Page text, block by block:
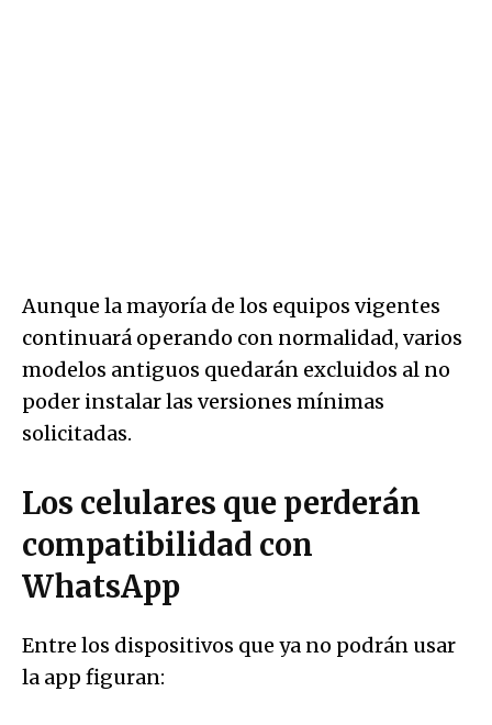
Aunque la mayoría de los equipos vigentes
continuará operando con normalidad, varios
modelos antiguos quedarán excluidos al no
poder instalar las versiones mínimas
solicitadas.
Los celulares que perderán
compatibilidad con
WhatsApp
Entre los dispositivos que ya no podrán usar
la app figuran: